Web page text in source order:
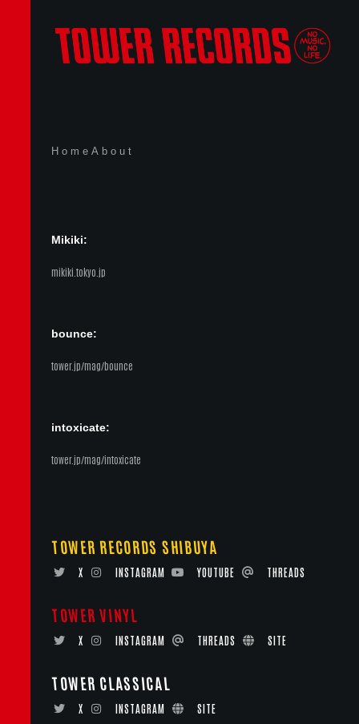
Home About
Mikiki:
mikiki.tokyo.jp
bounce:
tower.jp/mag/bounce
intoxicate:
tower.jp/mag/intoxicate
TOWER RECORDS SHIBUYA
X INSTAGRAM YOUTUBE THREADS
TOWER VINYL
X INSTAGRAM THREADS SITE
TOWER CLASSICAL
X INSTAGRAM SITE